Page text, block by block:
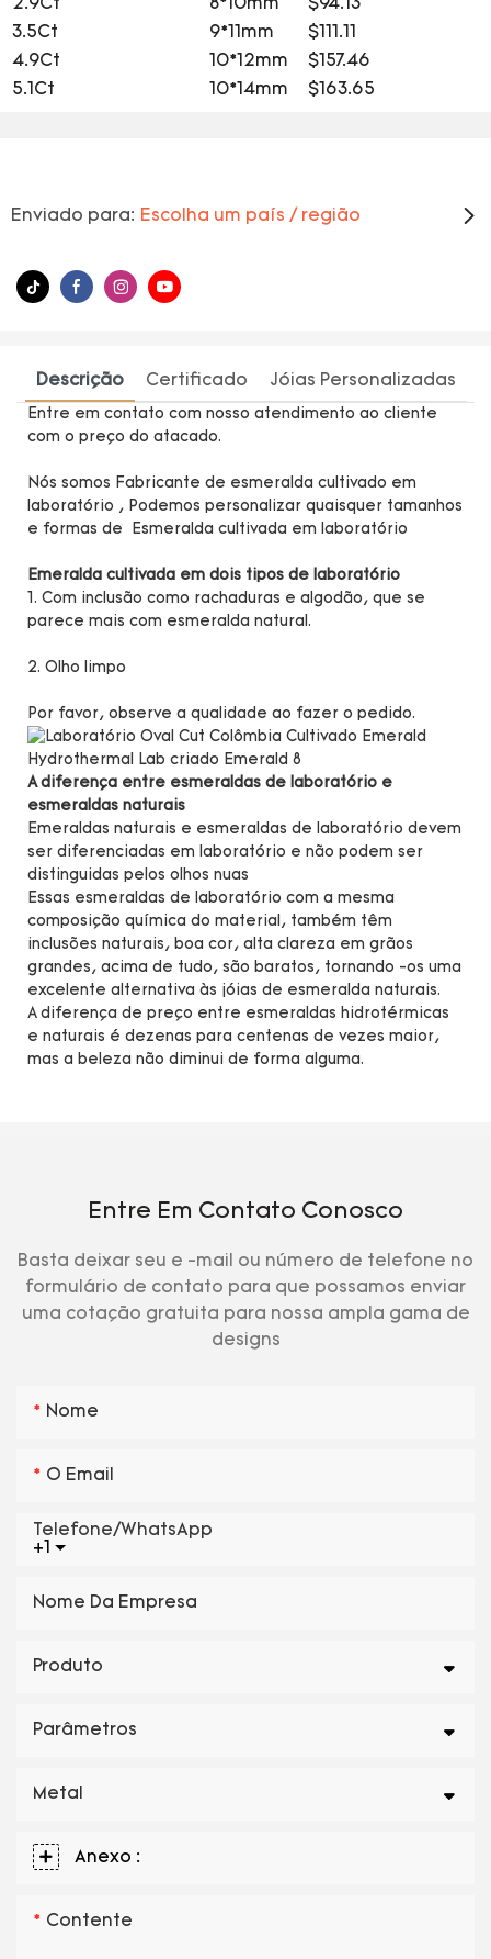
2.9Ct
8*10mm
$94.13
3.5Ct
9*11mm
$111.11
4.9Ct
10*12mm
$157.46
5.1Ct
10*14mm $163.65
Enviado para: Escolha um país / região
Descrição Certificado Jóias Personalizadas
Entre em contato com nosso atendimento ao cliente
com o preço do atacado.
Nós somos Fabricante de esmeralda cultivado em
laboratório , Podemos personalizar quaisquer tamanhos
e formas de Esmeralda cultivada em laboratório
Emeralda cultivada em dois tipos de laboratório
1. Com inclusão como rachaduras e algodão, que se
parece mais com esmeralda natural.
2. Olho limpo
Por favor, observe a qualidade ao fazer o pedido.
A diferença entre esmeraldas de laboratório e
esmeraldas naturais
Emeraldas naturais e esmeraldas de laboratório devem
ser diferenciadas em laboratório e não podem ser
distinguidas pelos olhos nuas
Essas esmeraldas de laboratório com a mesma
composição química do material, também têm
inclusões naturais, boa cor, alta clareza em grãos
grandes, acima de tudo, são baratos, tornando -os uma
excelente alternativa às jóias de esmeralda naturais.
A diferença de preço entre esmeraldas hidrotérmicas
e naturais é dezenas para centenas de vezes maior,
mas a beleza não diminui de forma alguma.
Entre Em Contato Conosco
Basta deixar seu e -mail ou número de telefone no
formulário de contato para que possamos enviar
uma cotação gratuita para nossa ampla gama de
designs
Nome
O Email
+1
Telefone/WhatsApp
Nome Da Empresa
Produto
Parâmetros
Metal
Anexo :
Contente